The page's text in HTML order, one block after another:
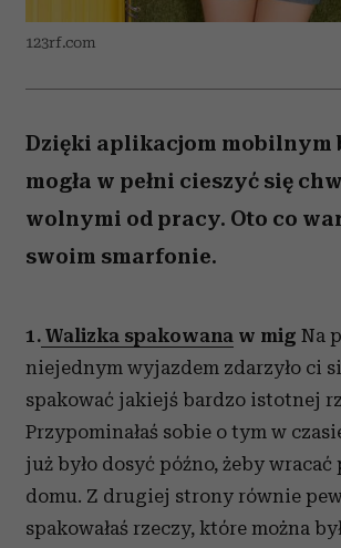
123rf.com
Dzięki aplikacjom mobilnym
mogła w pełni cieszyć się
wolnymi od pracy. Oto co
swoim smarfonie.
1. Walizka spakowana w mig Na
niejednym wyjazdem zdarzyło ci
spakować jakiejś bardzo istotnej
Przypominałaś sobie o tym w
już było dosyć późno, żeby wracać
domu. Z drugiej strony równie
spakowałaś rzeczy, które można